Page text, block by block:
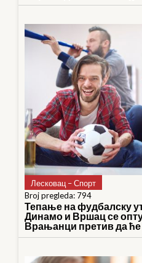
Лесковац – Спорт
Broj pregleda: 794
Тепање на фудбалску
Динамо и Вршац се
Врањанци претив да ће